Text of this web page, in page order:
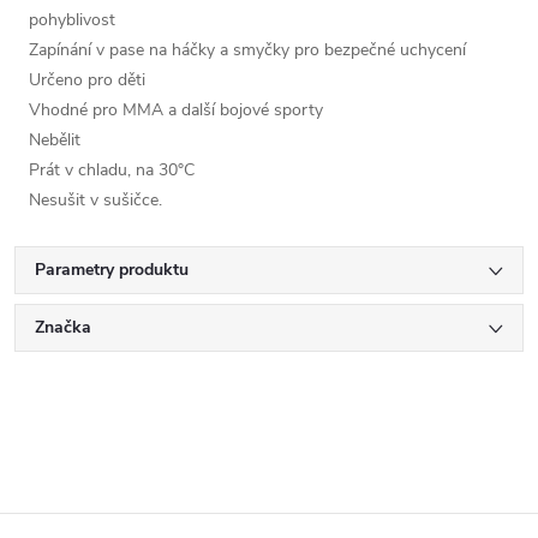
pohyblivost
Zapínání v pase na háčky a smyčky pro bezpečné uchycení
Určeno pro děti
Vhodné pro MMA a další bojové sporty
Nebělit
Prát v chladu, na 30°C
Nesušit v sušičce.
Parametry produktu
Značka